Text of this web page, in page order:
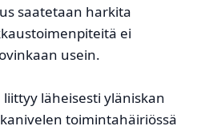
saatetaan harkita
ei
usein.
läheisesti yläniskan
toimintahäiriössä